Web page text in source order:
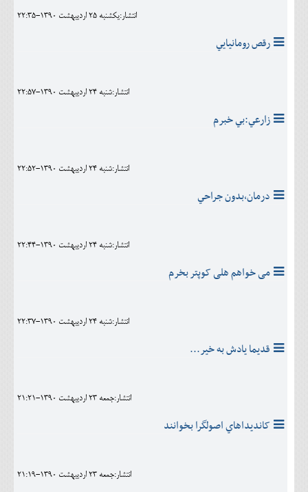
انتشار:يکشنبه 25 ارديبهشت 1390-22:35
رقص رومانيايي
انتشار:شنبه 24 ارديبهشت 1390-22:57
زارعي:بي خبرم
انتشار:شنبه 24 ارديبهشت 1390-22:52
درمان،بدون جراحي
انتشار:شنبه 24 ارديبهشت 1390-22:44
می خواهم هلی کوپتر بخرم
انتشار:شنبه 24 ارديبهشت 1390-22:37
قديما يادش به خير...
انتشار:جمعه 23 ارديبهشت 1390-21:21
کانديداهاي اصولگرا بخوانند
انتشار:جمعه 23 ارديبهشت 1390-21:19